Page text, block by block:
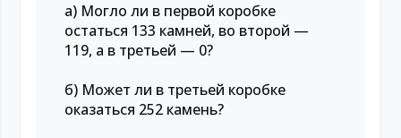
а) Могло ли в первой коробке
остаться 133 камней, во второй —
119, а в третьей — 0?
б) Может ли в третьей коробке
оказаться 252 камень?